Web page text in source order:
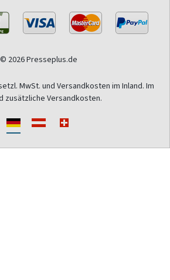
© 2026 Presseplus.de
MwSt. und Versandkosten im Inland. Im
zusätzliche Versandkosten.